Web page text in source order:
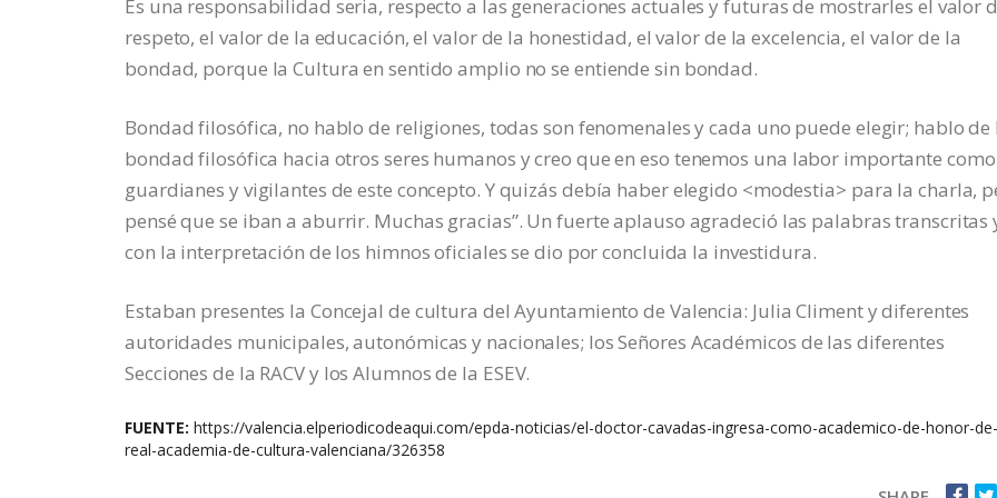
Es una responsabilidad seria, respecto a las generaciones actuales y futuras de mostrarles el valor
respeto, el valor de la educación, el valor de la honestidad, el valor de la excelencia, el valor de la
bondad, porque la Cultura en sentido amplio no se entiende sin bondad.
Bondad filosófica, no hablo de religiones, todas son fenomenales y cada uno puede elegir; hablo de
bondad filosófica hacia otros seres humanos y creo que en eso tenemos una labor importante como
guardianes y vigilantes de este concepto. Y quizás debía haber elegido <modestia> para la charla,
pensé que se iban a aburrir. Muchas gracias”. Un fuerte aplauso agradeció las palabras transcritas
con la interpretación de los himnos oficiales se dio por concluida la investidura.
Estaban presentes la Concejal de cultura del Ayuntamiento de Valencia: Julia Climent y diferentes
autoridades municipales, autonómicas y nacionales; los Señores Académicos de las diferentes
Secciones de la RACV y los Alumnos de la ESEV.
FUENTE: https://valencia.elperiodicodeaqui.com/epda-noticias/el-doctor-cavadas-ingresa-como-academico-de-honor-
real-academia-de-cultura-valenciana/326358